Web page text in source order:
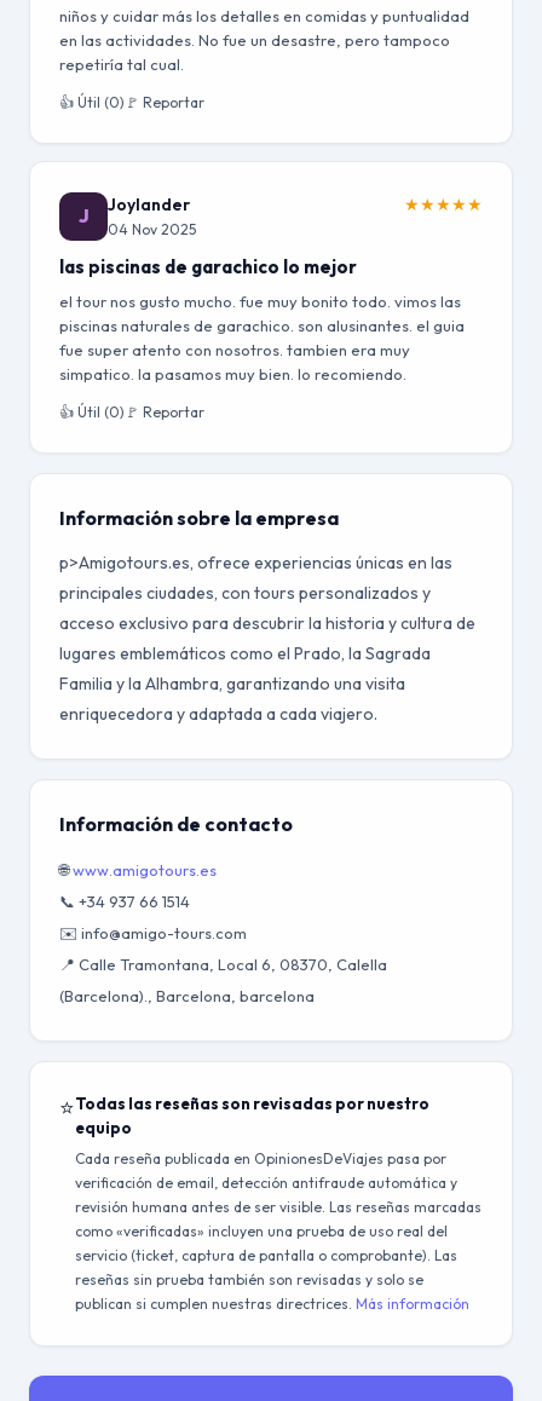
niños y cuidar más los detalles en comidas y puntualidad
en las actividades. No fue un desastre, pero tampoco
repetiría tal cual.
👍 Útil (0) 🚩 Reportar
J Joylander
04 Nov 2025
★★★★★
las piscinas de garachico lo mejor
el tour nos gusto mucho. fue muy bonito todo. vimos las
piscinas naturales de garachico. son alusinantes. el guia
fue super atento con nosotros. tambien era muy
simpatico. la pasamos muy bien. lo recomiendo.
👍 Útil (0) 🚩 Reportar
Información sobre la empresa
p>Amigotours.es, ofrece experiencias únicas en las
principales ciudades, con tours personalizados y
acceso exclusivo para descubrir la historia y cultura de
lugares emblemáticos como el Prado, la Sagrada
Familia y la Alhambra, garantizando una visita
enriquecedora y adaptada a cada viajero.
Información de contacto
🌐www.amigotours.es
📞 +34 937 66 1514
✉️ info@amigo-tours.com
📍 Calle Tramontana, Local 6, 08370, Calella
(Barcelona)., Barcelona, barcelona
⭐Todas las reseñas son revisadas por nuestro
equipo
Cada reseña publicada en OpinionesDeViajes pasa por
verificación de email, detección antifraude automática y
revisión humana antes de ser visible. Las reseñas marcadas
como «verificadas» incluyen una prueba de uso real del
servicio (ticket, captura de pantalla o comprobante). Las
reseñas sin prueba también son revisadas y solo se
publican si cumplen nuestras directrices. Más información